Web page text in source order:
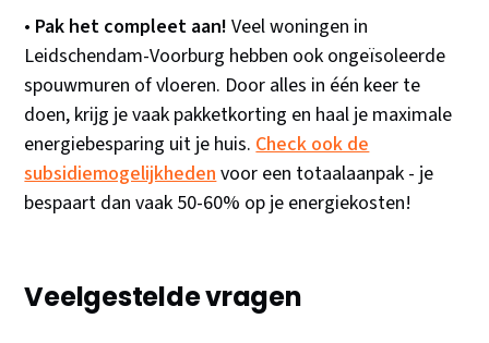
• Pak het compleet aan! Veel woningen in
Leidschendam-Voorburg hebben ook ongeïsoleerde
spouwmuren of vloeren. Door alles in één keer te
doen, krijg je vaak pakketkorting en haal je maximale
energiebesparing uit je huis.Check ook de
subsidiemogelijkhedenvoor een totaalaanpak - je
bespaart dan vaak 50-60% op je energiekosten!
Veelgestelde vragen